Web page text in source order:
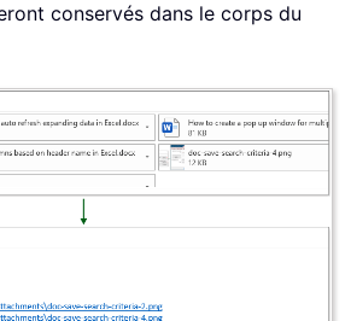
conservés dans le corps du